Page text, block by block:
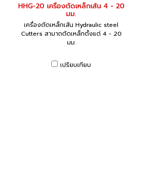
HHG-20 เครื่องตัดเหล็กเส้น 4 - 20
มม.
เครื่องตัดเหล็กเส้น Hydraulic steel
Cutters สามาถตัดเหล็กตั้งแต่ 4 - 20
มม.
เปรียบเทียบ